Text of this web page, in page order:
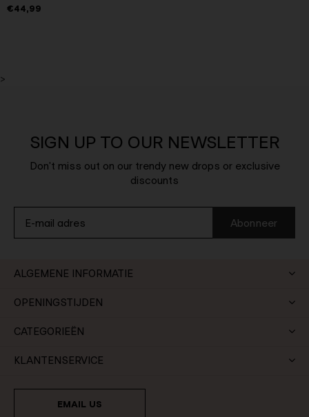
€44,99
>
SIGN UP TO OUR NEWSLETTER
Don't miss out on our trendy new drops or exclusive
discounts
Abonneer
ALGEMENE INFORMATIE
OPENINGSTIJDEN
CATEGORIEËN
KLANTENSERVICE
EMAIL US